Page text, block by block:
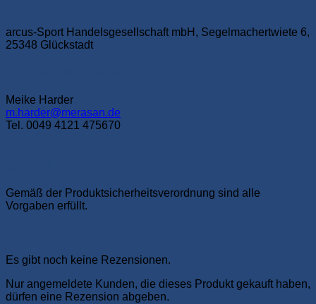
arcus-Sport Handelsgesellschaft mbH, Segelmachertwiete 6,
25348 Glückstadt
Meike Harder
m.harder@merasan.de
Tel. 0049 4121 475670
Gemäß der Produktsicherheitsverordnung sind alle
Vorgaben erfüllt.
Es gibt noch keine Rezensionen.
Nur angemeldete Kunden, die dieses Produkt gekauft haben,
dürfen eine Rezension abgeben.